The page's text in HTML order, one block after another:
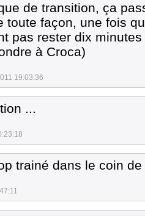
de transition, ça
toute façon, une fois
pas rester dix
à Croca)
19:03:36
...
trainé dans le coin